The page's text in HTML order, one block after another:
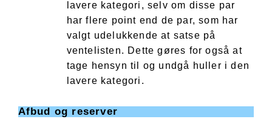
lavere kategori, selv om disse par
har flere point end de par, som har
valgt udelukkende at satse på
ventelisten. Dette gøres for også at
tage hensyn til og undgå huller i den
lavere kategori.
Afbud og reserver